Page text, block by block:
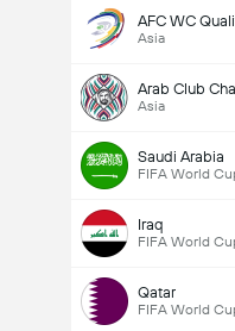
AFC WC
Asia
Arab Club
Asia
Saudi Arabia
FIFA World
Iraq
FIFA World
Qatar
FIFA World